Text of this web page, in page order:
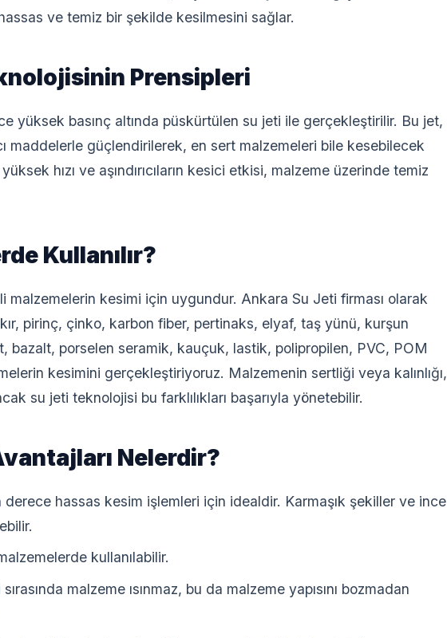
ve temiz bir şekilde kesilmesini sağlar.
Prensipleri
yüksek basınç altında püskürtülen su jeti ile gerçekleştirilir. Bu jet,
maddelerle güçlendirilerek, en sert malzemeleri bile kesebilecek
hızı ve aşındırıcıların kesici etkisi, malzeme üzerinde temiz
Kullanılır?
kesimi için uygundur. Ankara Su Jeti firması olarak
pirinç, çinko, karbon fiber, pertinaks, elyaf, taş yünü, kurşun
bazalt, porselen seramik, kauçuk, lastik, polipropilen, PVC, POM
kesimini gerçekleştiriyoruz. Malzemenin sertliği veya kalınlığı,
su jeti teknolojisi bu farklılıkları başarıyla yönetebilir.
Nelerdir?
derece hassas kesim işlemleri için idealdir. Karmaşık şekiller ve ince
kullanılabilir.
malzeme ısınmaz, bu da malzeme yapısını bozmadan